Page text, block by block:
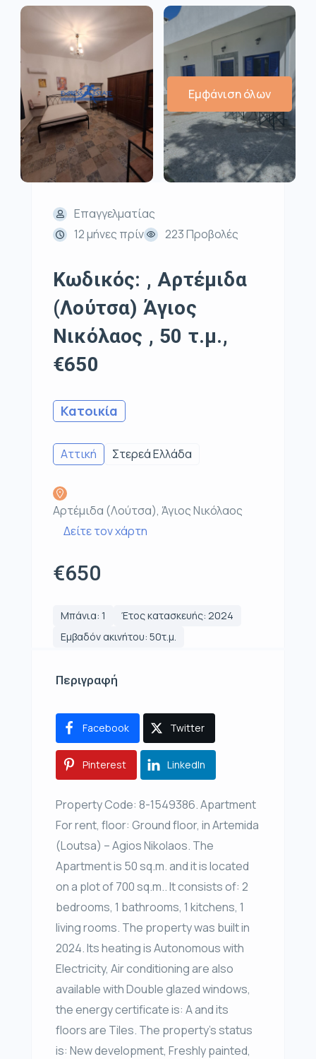
Εμφάνιση όλων
Επαγγελματίας
12 μήνες πρίν
223 Προβολές
Κωδικός: , Αρτέμιδα
(Λούτσα) Άγιος
Νικόλαος , 50 τ.μ.,
€650
Κατοικία
Αττική Στερεά Ελλάδα
Αρτέμιδα (Λούτσα), Άγιος Νικόλαος
Δείτε τον χάρτη
€650
Μπάνια: 1
Έτος κατασκευής: 2024
Εμβαδόν ακινήτου: 50τ.μ.
Περιγραφή
Facebook Twitter
Pinterest LinkedIn
Property Code: 8-1549386. Apartment
For rent, floor: Ground floor, in Artemida
(Loutsa) – Agios Nikolaos. The
Apartment is 50 sq.m. and it is located
on a plot of 700 sq.m.. It consists of: 2
bedrooms, 1 bathrooms, 1 kitchens, 1
living rooms. The property was built in
2024. Its heating is Autonomous with
Electricity, Air conditioning are also
available with Double glazed windows,
the energy certificate is: A and its
floors are Tiles. The property’s status
is: New development, Freshly painted,